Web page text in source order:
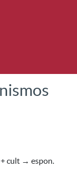
cult → espon.